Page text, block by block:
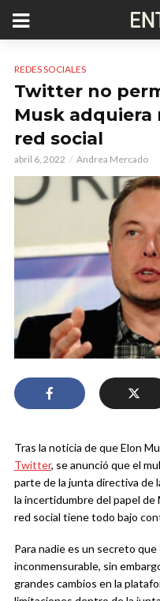
REDES SOCIALES
Twitter no
Musk adquiera
red social
abril 6, 2022 Andrea Mercado
Tras la noticia de que Elon
Twitter, se anunció que el
parte de la junta directiva de
la incertidumbre del papel de
red social tiene todo bajo
Para nadie es un secreto
inconmensurable, sin
grandes cambios en la